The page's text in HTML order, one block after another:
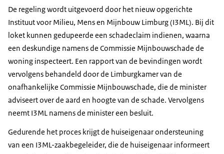
De regeling wordt uitgevoerd door het nieuw opgerichte
Instituut voor Milieu, Mens en Mijnbouw Limburg (I3ML). Bij dit
loket kunnen gedupeerde een schadeclaim indienen, waarna
een deskundige namens de Commissie Mijnbouwschade de
woning inspecteert. Een rapport van de bevindingen wordt
vervolgens behandeld door de Limburgkamer van de
onafhankelijke Commissie Mijnbouwschade, die de minister
adviseert over de aard en hoogte van de schade. Vervolgens
neemt I3ML namens de minister een besluit.
Gedurende het proces krijgt de huiseigenaar ondersteuning
van een I3ML-zaakbegeleider, die de huiseigenaar informeert